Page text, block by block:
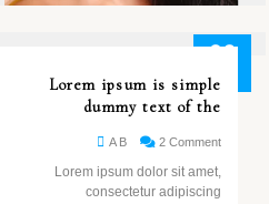
26
مايو
Lorem ipsum is simple
dummy text of the
A B 2 Comment
Lorem ipsum dolor sit amet,
consectetur adipiscing